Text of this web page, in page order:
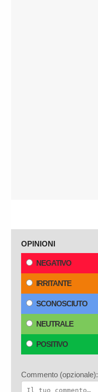
OPINIONI
NEGATIVO
IRRITANTE
SCONOSCIUTO
NEUTRALE
POSITIVO
Commento (opzionale):